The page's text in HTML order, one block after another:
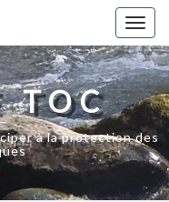
TOC
à la protection des